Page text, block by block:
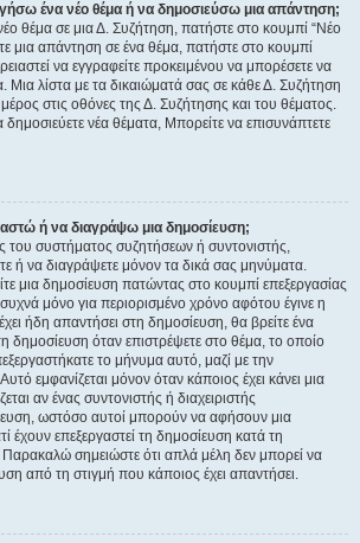
ένα νέο θέμα ή να δημοσιεύσω μια απάντηση;
θέμα σε μια Δ. Συζήτηση, πατήστε στο κουμπί “Νέο
μια απάντηση σε ένα θέμα, πατήστε στο κουμπί
να εγγραφείτε προκειμένου να μπορέσετε να
Μια λίστα με τα δικαιώματά σας σε κάθε Δ. Συζήτηση
μέρος στις οθόνες της Δ. Συζήτησης και του θέματος.
νέα θέματα, Μπορείτε να επισυνάπτετε
ή να διαγράψω μια δημοσίευση;
του συστήματος συζητήσεων ή συντονιστής,
ή να διαγράψετε μόνον τα δικά σας μηνύματα.
μια δημοσίευση πατώντας στο κουμπί επεξεργασίας
μόνο για περιορισμένο χρόνο αφότου έγινε η
ήδη απαντήσει στη δημοσίευση, θα βρείτε ένα
δημοσίευση όταν επιστρέψετε στο θέμα, το οποίο
το μήνυμα αυτό, μαζί με την
εμφανίζεται μόνον όταν κάποιος έχει κάνει μια
αν ένας συντονιστής ή διαχειριστής
ωστόσο αυτοί μπορούν να αφήσουν μια
έχουν επεξεργαστεί τη δημοσίευση κατά τη
Παρακαλώ σημειώστε ότι απλά μέλη δεν μπορεί να
από τη στιγμή που κάποιος έχει απαντήσει.